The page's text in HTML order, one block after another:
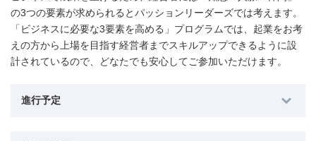
の3つの要素が求められるとパッションリーダーズでは考えます。
「ビジネスに必要な3要素を高める」プログラムでは、起業をお考
えの方から上場を目指す経営者までスキルアップできるように設
計されているので、どなたでも安心してご参加いただけます。
進行予定